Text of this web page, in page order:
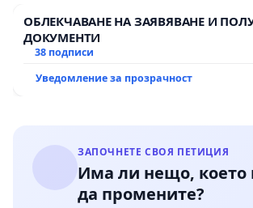
ОБЛЕКЧАВАНЕ НА ЗАЯВЯВАНЕ И
ДОКУМЕНТИ
38 подписи
Уведомление за прозрачност
ЗАПОЧНЕТЕ СВОЯ ПЕТИЦИЯ
Има ли нещо, което
да промените?